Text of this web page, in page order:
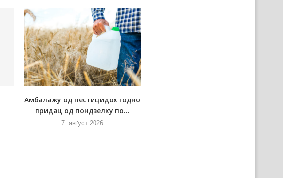
Амбалажу од пестицидох годно
придац од пондзелку по...
7. авґуст 2026